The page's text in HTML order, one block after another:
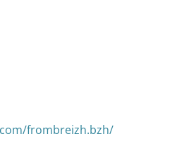
frombreizh.bzh/